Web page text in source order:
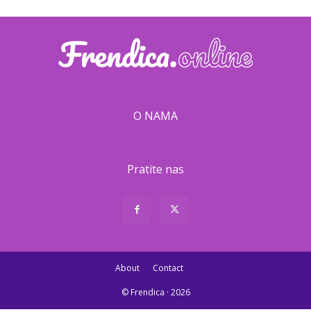
O NAMA
Pratite nas
About Contact
© Frendica · 2026